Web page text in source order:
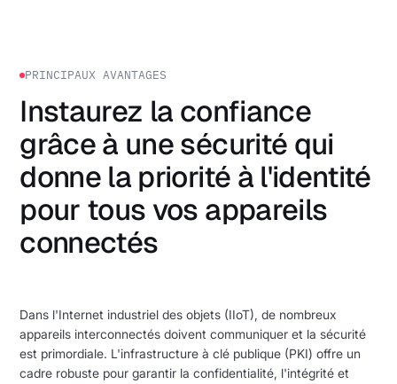
PRINCIPAUX AVANTAGES
Instaurez la confiance
grâce à une sécurité qui
donne la priorité à l'identité
pour tous vos appareils
connectés
Dans l'Internet industriel des objets (IIoT), de nombreux
appareils interconnectés doivent communiquer et la sécurité
est primordiale. L'infrastructure à clé publique (PKI) offre un
cadre robuste pour garantir la confidentialité, l'intégrité et